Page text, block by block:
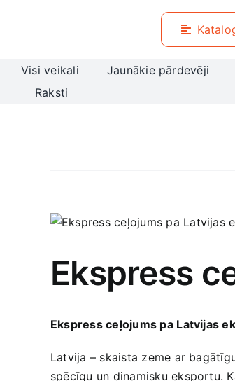
Visi veikali Jaunākie pārdevēji
Raksti
View
Image
Ekspress
Ekspress ceļojums pa ⁣Latvijas
Latvija – skaista zeme ar
spēcīgu‌ un dinamisku eksportu.​